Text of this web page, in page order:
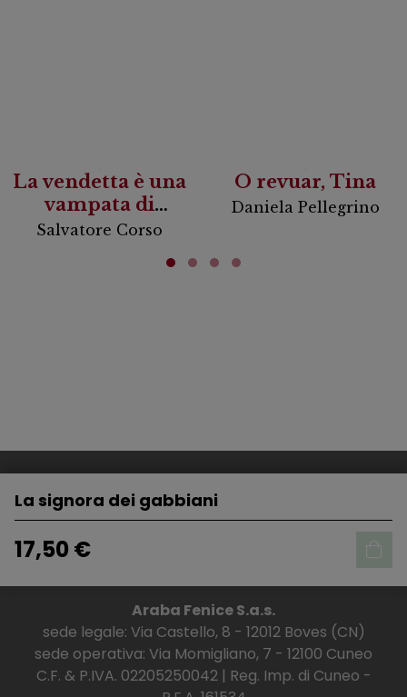
La vendetta è una
vampata di
scirocco
Salvatore Corso
O revuar, Tina
Daniela Pellegrino
La signora dei gabbiani
17,50 €
Araba Fenice S.a.s.
sede legale: Via Castello, 8 - 12012 Boves (CN)
sede operativa: Via Momigliano, 7 - 12100 Cuneo
C.F. & P.IVA. 02205250042 | Reg. Imp. di Cuneo -